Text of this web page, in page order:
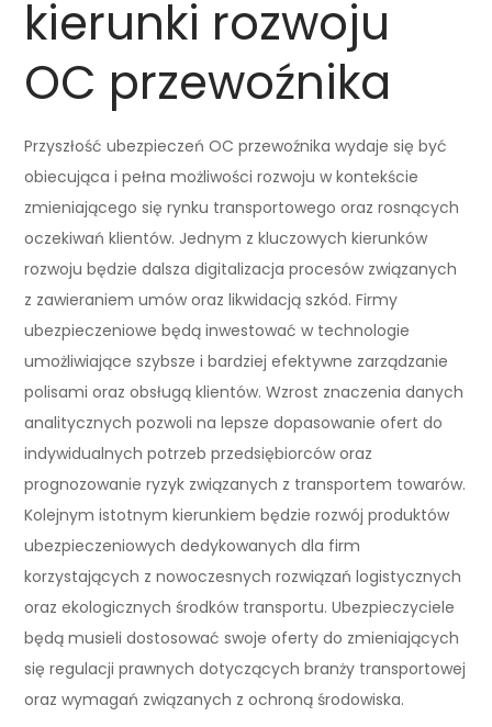
kierunki rozwoju
OC przewoźnika
Przyszłość ubezpieczeń OC przewoźnika wydaje się być
obiecująca i pełna możliwości rozwoju w kontekście
zmieniającego się rynku transportowego oraz rosnących
oczekiwań klientów. Jednym z kluczowych kierunków
rozwoju będzie dalsza digitalizacja procesów związanych
z zawieraniem umów oraz likwidacją szkód. Firmy
ubezpieczeniowe będą inwestować w technologie
umożliwiające szybsze i bardziej efektywne zarządzanie
polisami oraz obsługą klientów. Wzrost znaczenia danych
analitycznych pozwoli na lepsze dopasowanie ofert do
indywidualnych potrzeb przedsiębiorców oraz
prognozowanie ryzyk związanych z transportem towarów.
Kolejnym istotnym kierunkiem będzie rozwój produktów
ubezpieczeniowych dedykowanych dla firm
korzystających z nowoczesnych rozwiązań logistycznych
oraz ekologicznych środków transportu. Ubezpieczyciele
będą musieli dostosować swoje oferty do zmieniających
się regulacji prawnych dotyczących branży transportowej
oraz wymagań związanych z ochroną środowiska.